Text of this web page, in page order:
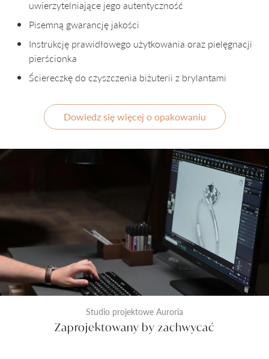
uwierzytelniające jego autentyczność
Pisemną gwarancję jakości
Instrukcję prawidłowego użytkowania oraz pielęgnacji
pierścionka
Ściereczkę do czyszczenia biżuterii z brylantami
Dowiedz się więcej o opakowaniu
Studio projektowe Auroria
Zaprojektowany by zachwycać